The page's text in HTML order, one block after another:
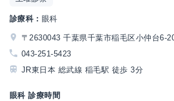
診療科： 眼科
〒2630043 千葉県千葉市稲毛区小仲台6-
043-251-5423
JR東日本 総武線 稲毛駅 徒歩 3分
眼科 診療時間